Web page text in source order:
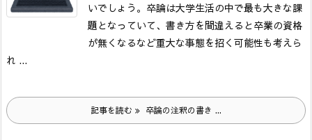
いでしょう。 卒論は大学生活の中で最も大きな課
題となっていて、書き方を間違えると卒業の資格
が無くなるなど重大な事態を招く可能性も考えら
れ ...
記事を読む 卒論の注釈の書き ...